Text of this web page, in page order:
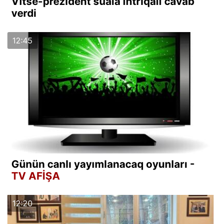
verdi
12:45
Günün canlı yayımlanacaq oyunları -
TV AFİŞA
12:20